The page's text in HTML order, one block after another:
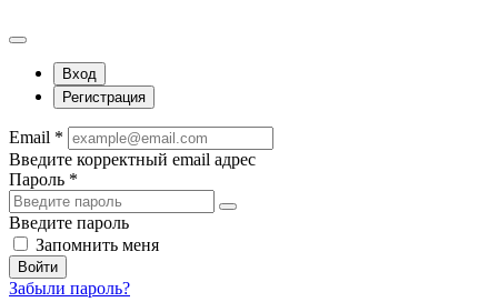
Вход
Регистрация
Email *
Введите корректный email адрес
Пароль *
Введите пароль
Запомнить меня
Войти
Забыли пароль?